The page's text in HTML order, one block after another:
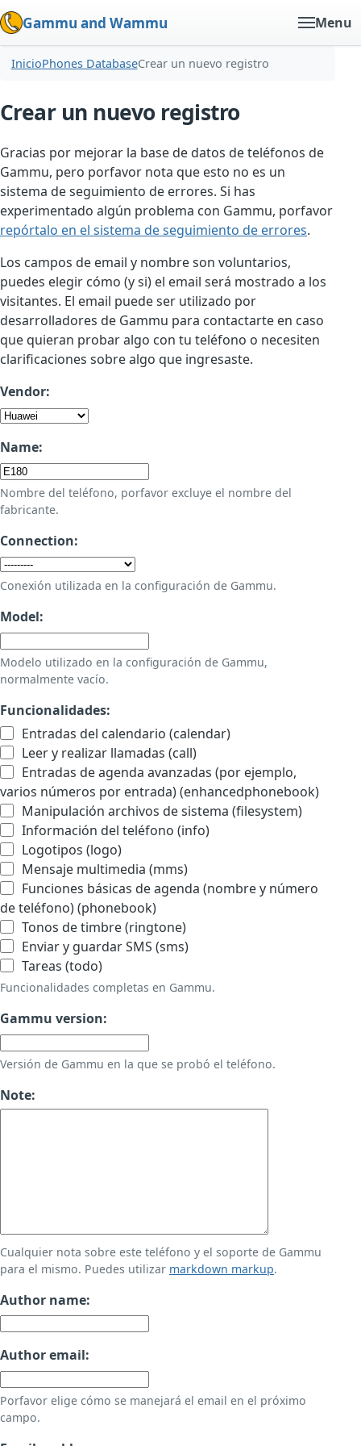
Gammu and Wammu Menu
InicioPhones DatabaseCrear un nuevo registro
Crear un nuevo registro
Gracias por mejorar la base de datos de teléfonos de
Gammu, pero porfavor nota que esto no es un
sistema de seguimiento de errores. Si has
experimentado algún problema con Gammu, porfavor
repórtalo en el sistema de seguimiento de errores.
Los campos de email y nombre son voluntarios,
puedes elegir cómo (y si) el email será mostrado a los
visitantes. El email puede ser utilizado por
desarrolladores de Gammu para contactarte en caso
que quieran probar algo con tu teléfono o necesiten
clarificaciones sobre algo que ingresaste.
Vendor:
Name:
Nombre del teléfono, porfavor excluye el nombre del
fabricante.
Connection:
Conexión utilizada en la configuración de Gammu.
Model:
Modelo utilizado en la configuración de Gammu,
normalmente vacío.
Funcionalidades:
Entradas del calendario (calendar)
Leer y realizar llamadas (call)
Entradas de agenda avanzadas (por ejemplo,
varios números por entrada) (enhancedphonebook)
Manipulación archivos de sistema (filesystem)
Información del teléfono (info)
Logotipos (logo)
Mensaje multimedia (mms)
Funciones básicas de agenda (nombre y número
de teléfono) (phonebook)
Tonos de timbre (ringtone)
Enviar y guardar SMS (sms)
Tareas (todo)
Funcionalidades completas en Gammu.
Gammu version:
Versión de Gammu en la que se probó el teléfono.
Note:
Cualquier nota sobre este teléfono y el soporte de Gammu
para el mismo. Puedes utilizar markdown markup.
Author name:
Author email:
Porfavor elige cómo se manejará el email en el próximo
campo.